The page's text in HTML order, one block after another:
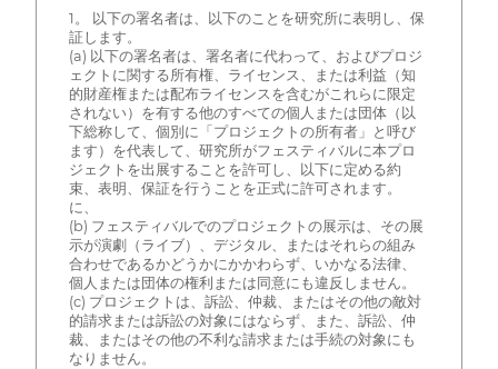
1。 以下の署名者は、以下のことを研究所に表明し、保
証します。
(a) 以下の署名者は、署名者に代わって、およびプロジ
ェクトに関する所有権、ライセンス、または利益（知
的財産権または配布ライセンスを含むがこれらに限定
されない）を有する他のすべての個人または団体（以
下総称して、個別に「プロジェクトの所有者」と呼び
ます）を代表して、研究所がフェスティバルに本プロ
ジェクトを出展することを許可し、以下に定める約
束、表明、保証を行うことを正式に許可されます。
に、
(b) フェスティバルでのプロジェクトの展示は、その展
示が演劇（ライブ）、デジタル、またはそれらの組み
合わせであるかどうかにかかわらず、いかなる法律、
個人または団体の権利または同意にも違反しません。
(c) プロジェクトは、訴訟、仲裁、またはその他の敵対
的請求または訴訟の対象にはならず、また、訴訟、仲
裁、またはその他の不利な請求または手続の対象にも
なりません。